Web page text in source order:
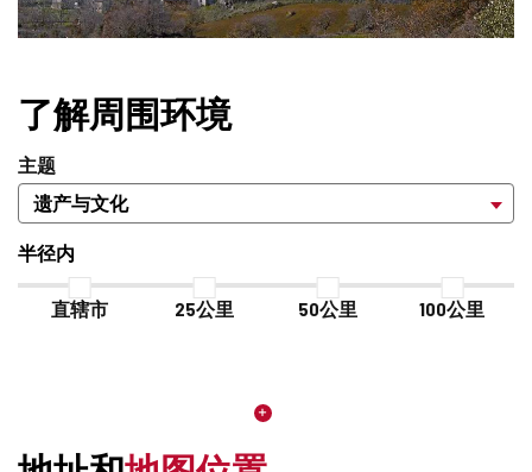
了解周围环境
主题
半径内
直辖市 25公里 50公里 100公里